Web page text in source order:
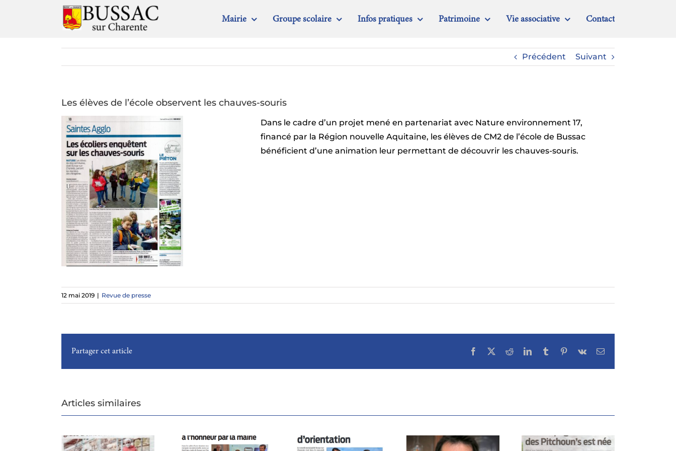
Mairie Groupe scolaire Infos pratiques Patrimoine Vie associative Contact
Précédent Suivant
Les élèves de l’école observent les chauves-souris
Dans le cadre d’un projet mené en partenariat avec Nature environnement 17,
financé par la Région nouvelle Aquitaine, les élèves de CM2 de l’école de Bussac
bénéficient d’une animation leur permettant de découvrir les chauves-souris.
12 mai 2019 | Revue de presse
Partager cet article Facebook RedditLinkedInTumblr Pinterest
Vk Email
Articles similaires